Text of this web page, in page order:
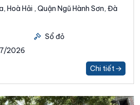
Hoà Hải , Quận Ngũ Hành Sơn, Đà
Sổ đỏ
2026
Chi tiết